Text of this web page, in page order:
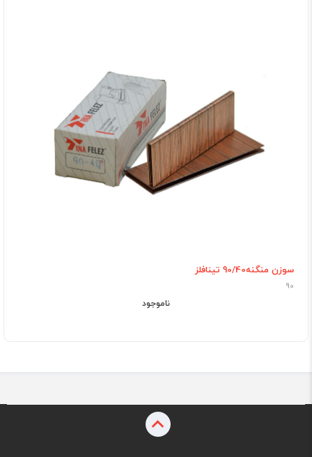
سوزن منگنه90/40 تینافلز
90
ناموجود